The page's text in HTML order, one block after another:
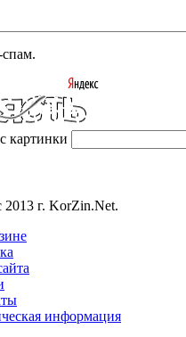
картинки
2013 г. KorZin.Net.
информация